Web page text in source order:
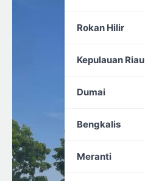
Rokan Hilir
Kepulauan Riau
Dumai
Bengkalis
Meranti